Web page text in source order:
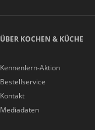
ÜBER KOCHEN & KÜCHE
Kennenlern-Aktion
Bestellservice
Kontakt
Mediadaten